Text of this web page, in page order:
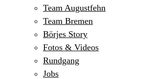
Team Augustfehn
Team Bremen
Börjes Story
Fotos & Videos
Rundgang
Jobs